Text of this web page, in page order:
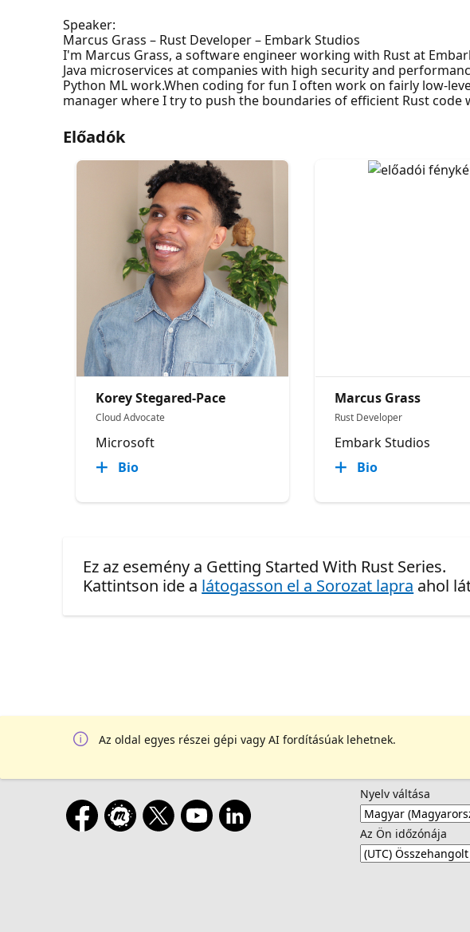
Speaker:
Marcus Grass – Rust Developer – Embark Studios
I'm Marcus Grass, a software engineer working with Rust at
Java microservices at companies with high security and
Python ML work.When coding for fun I often work on fairly low-
manager where I try to push the boundaries of efficient Rust
Előadók
Korey Stegared-Pace
Cloud Advocate
Microsoft
Bio
Marcus Grass
Rust Developer
Embark Studios
Bio
Ez az esemény a Getting Started With Rust Series.
Kattintson ide a látogasson el a Sorozat lapra ahol
Az oldal egyes részei gépi vagy AI fordításúak lehetnek.
Nyelv váltása
Az Ön időzónája